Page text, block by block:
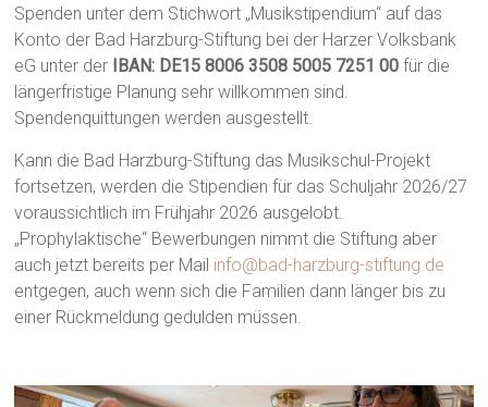
Spenden unter dem Stichwort „Musikstipendium“ auf das
Konto der Bad Harzburg-Stiftung bei der Harzer Volksbank
eG unter der
IBAN: DE15 8006 3508 5005 7251 00 für die
längerfristige Planung sehr willkommen sind.
Spendenquittungen werden ausgestellt.
Kann die Bad Harzburg-Stiftung das Musikschul-Projekt
fortsetzen, werden die Stipendien für das Schuljahr 2026/27
voraussichtlich im Frühjahr 2026 ausgelobt.
„Prophylaktische“ Bewerbungen nimmt die Stiftung aber
auch jetzt bereits per Mail info@bad-harzburg-stiftung.de
entgegen, auch wenn sich die Familien dann länger bis zu
einer Rückmeldung gedulden müssen.